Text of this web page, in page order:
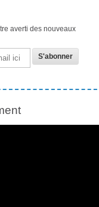
averti des nouveaux